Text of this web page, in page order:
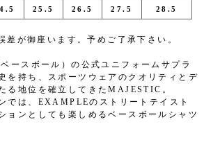
25.5 26.5 27.5 28.5
差が御座います。予めご了承下さい。
ースボール）の公式ユニフォームサプラ
を持ち、スポーツウェアのクオリティとデ
る地位を確立してきたMAJESTIC。
では、EXAMPLEのストリートテイスト
ョンとしても楽しめるベースボールシャツ